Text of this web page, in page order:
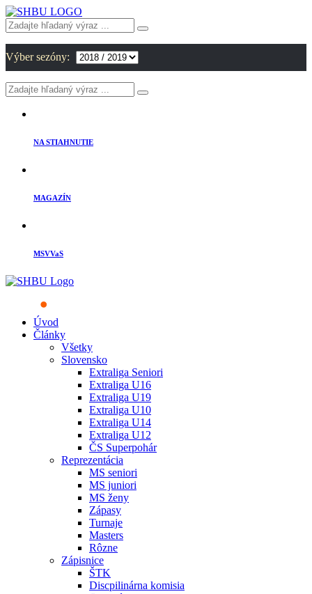
Výber sezóny:
NA STIAHNUTIE
MAGAZÍN
MSVVaS
Úvod
Články
Všetky
Slovensko
Extraliga Seniori
Extraliga U16
Extraliga U19
Extraliga U10
Extraliga U14
Extraliga U12
ČS Superpohár
Reprezentácia
MS seniori
MS juniori
MS ženy
Zápasy
Turnaje
Masters
Rôzne
Zápisnice
ŠTK
Discpilinárna komisia